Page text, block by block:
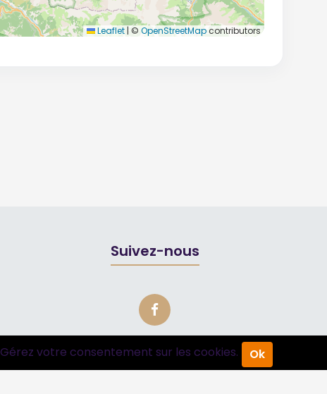
Leaflet | © OpenStreetMapcontributors
Suivez-nous
Gérez votre consentement sur les cookies. Ok